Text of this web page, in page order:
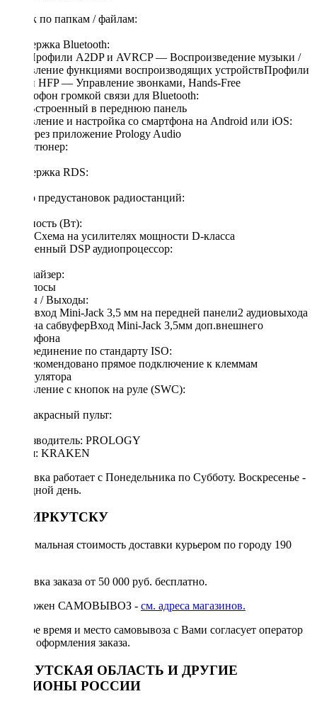
Поиск по папкам / файлам:
Поддержка Bluetooth:
ЕстьПрофили A2DP и AVRCP — Воспроизведение музыки /
Управление функциями воспроизводящих устройствПрофили
HSP и HFP — Управление звонками, Hands-Free
Микрофон громкой связи для Bluetooth:
ЕстьВстроенный в переднюю панель
Управление и настройка со смартфона на Android или iOS:
Да, через приложение Prology Audio
Радиотюнер:
Поддержка RDS:
Число предустановок радиостанций:
Мощность (Вт):
8 х 65Схема на усилителях мощности D-класса
Встроенный DSP аудиопроцессор:
Эквалайзер:
24 полосы
Входы / Выходы:
AUX-вход Mini-Jack 3,5 мм на передней панели2 аудиовыхода
RCA на сабвуферВход Mini-Jack 3,5мм доп.внешнего
микрофона
Подсоединение по стандарту ISO:
НетРекомендовано прямое подключение к клеммам
аккумулятора
Управление с кнопок на руле (SWC):
Инфракрасный пульт:
Производитель: PROLOGY
Серия: KRAKEN
Доставка работает с Понедельника по Субботу. Воскресенье -
выходной день.
ПО ИРКУТСКУ
Минимальная стоимость доставки курьером по городу 190
Доставка заказа от 50 000 руб. бесплатно.
Возможен САМОВЫВОЗ - см. адреса магазинов.
Точное время и место самовывоза с Вами согласует оператор
после оформления заказа.
ИРКУТСКАЯ ОБЛАСТЬ И ДРУГИЕ
РЕГИОНЫ РОССИИ